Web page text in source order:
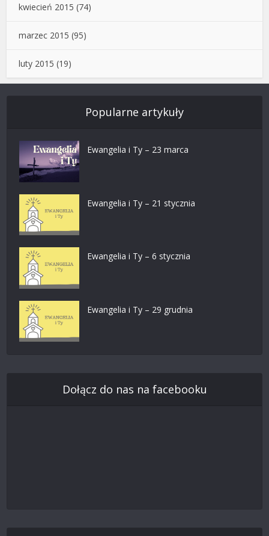
kwiecień 2015 (74)
marzec 2015 (95)
luty 2015 (19)
Popularne artykuły
Ewangelia i Ty – 23 marca
Ewangelia i Ty – 21 stycznia
Ewangelia i Ty – 6 stycznia
Ewangelia i Ty – 29 grudnia
Dołącz do nas na facebooku